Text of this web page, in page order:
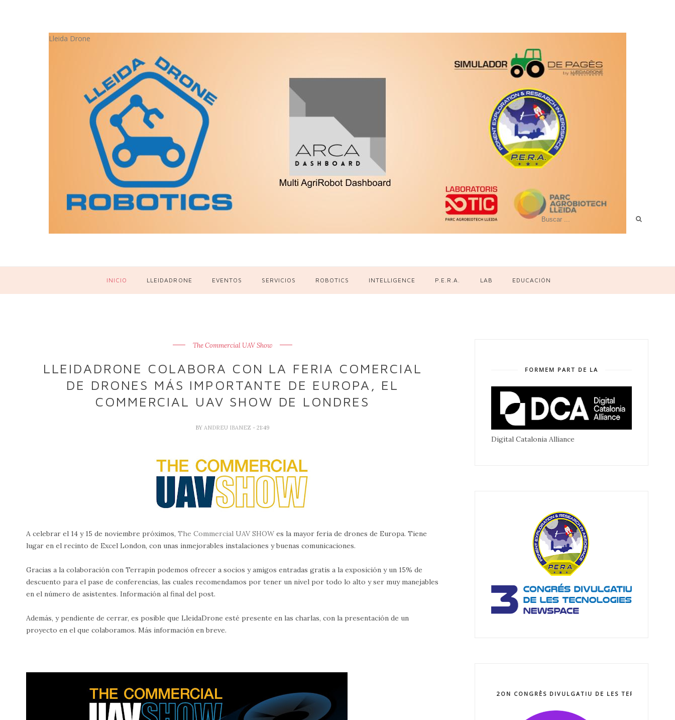
Lleida Drone
INICIO LLEIDADRONE EVENTOS SERVICIOS ROBOTICS INTELLIGENCE P.E.R.A. LAB EDUCACIÓN
The Commercial UAV Show
LLEIDADRONE COLABORA CON LA FERIA COMERCIAL
DE DRONES MÁS IMPORTANTE DE EUROPA, EL
COMMERCIAL UAV SHOW DE LONDRES
BYANDREU IBANEZ - 21:49
A celebrar el 14 y 15 de noviembre próximos, The Commercial UAV SHOW es la mayor feria de drones de Europa. Tiene
lugar en el recinto de Excel London, con unas inmejorables instalaciones y buenas comunicaciones.
Gracias a la colaboración con Terrapin podemos ofrecer a socios y amigos entradas gratis a la exposición y un 15% de
descuento para el pase de conferencias, las cuales recomendamos por tener un nivel por todo lo alto y ser muy manejables
en el número de asistentes. Información al final del post.
Además, y pendiente de cerrar, es posible que LleidaDrone esté presente en las charlas, con la presentación de un
proyecto en el que colaboramos. Más información en breve.
FORMEM PART DE LA
Digital Catalonia Alliance
2ON CONGRÈS DIVULGATIU DE LES TERCNOLOGIES